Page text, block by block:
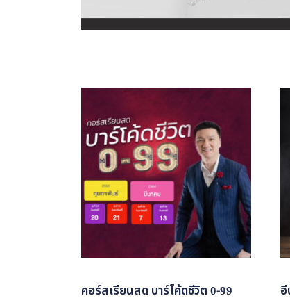
คอร์สเรียนสด บาร์โค้ดชีวิต 0-99